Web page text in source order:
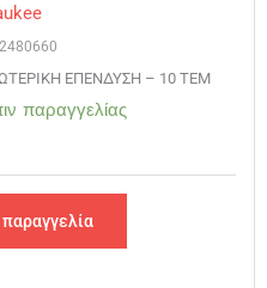
ΕΠΕΝΔΥΣΗ – 10 ΤΕΜ
παραγγελίας